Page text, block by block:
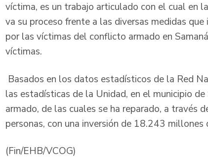
víctima, es un trabajo articulado con el cual en
va su proceso frente a las diversas medidas
por las víctimas del conflicto armado en
víctimas.
Basados en los datos estadísticos de la Red
las estadísticas de la Unidad, en el municipio
armado, de las cuales se ha reparado, a través
personas, con una inversión de 18.243 millones
(Fin/EHB/VCOG)